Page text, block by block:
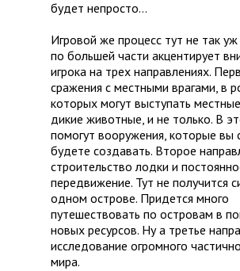
будет непросто…
Игровой же процесс тут не так
по большей части акцентирует
игрока на трех направлениях.
сражения с местными врагами, в
которых могут выступать
дикие животные, и не только. В
помогут вооружения, которые вы
будете создавать. Второе
строительство лодки и
передвижение. Тут не получится
одном острове. Придется много
путешествовать по островам в
новых ресурсов. Ну а третье
исследование огромного
мира.